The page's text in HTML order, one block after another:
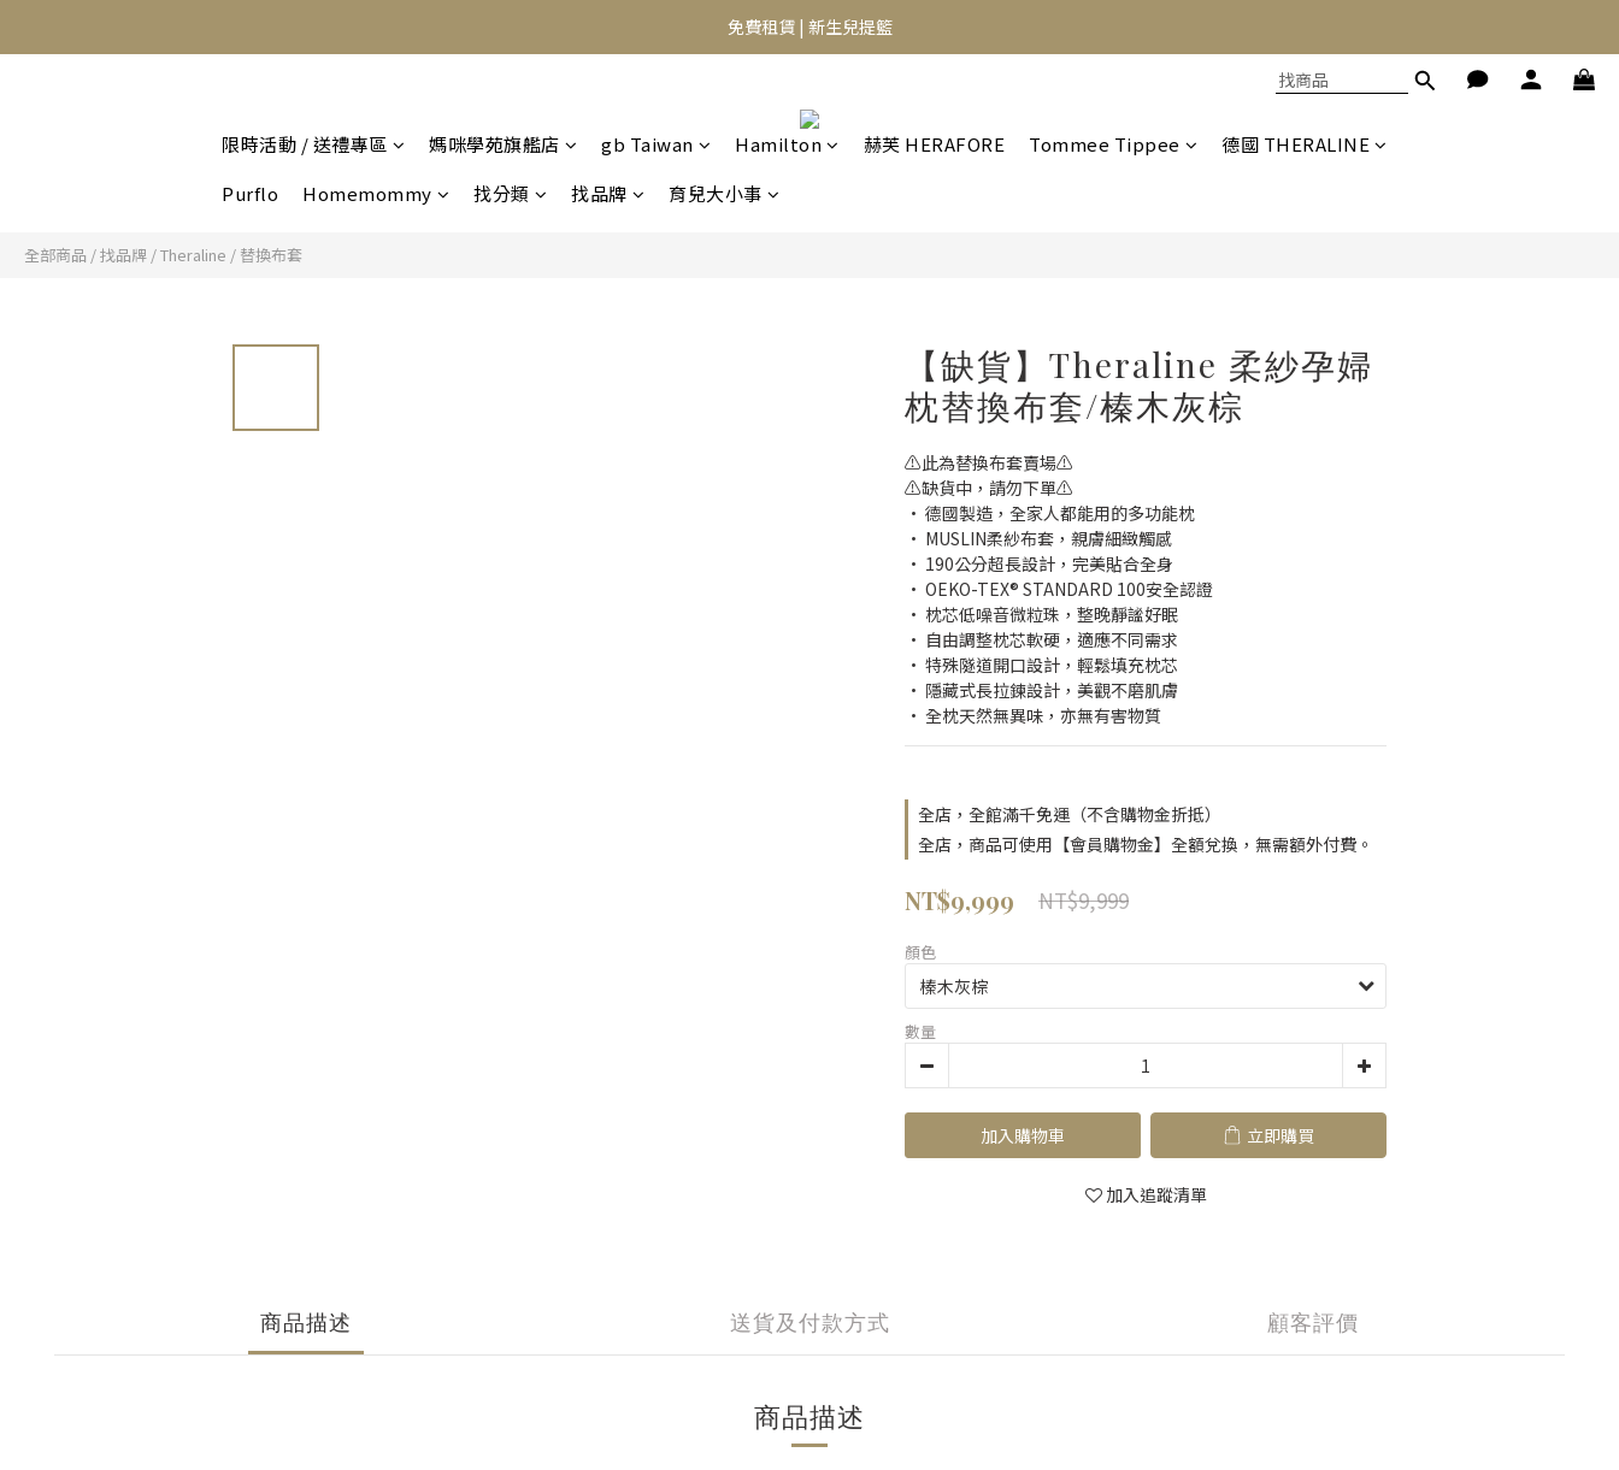
⭐️異膚救星 10天體驗活動⭐️
免費租賃 | 新生兒提籃
限時活動 / 送禮專區 媽咪學苑旗艦店 gb Taiwan Hamilton 赫芙 HERAFORE Tommee Tippee
德國 THERALINE
Purflo
Homemommy 找分類 找品牌 育兒大小事
全部商品 /找品牌 /Theraline / 替換布套
【缺貨】Theraline 柔紗孕婦
枕替換布套/榛木灰棕
⚠️此為替換布套賣場⚠️
⚠️缺貨中，請勿下單⚠️
· 德國製造，全家人都能用的多功能枕
· MUSLIN柔紗布套，親膚細緻觸感
· 190公分超長設計，完美貼合全身
· OEKO-TEX® STANDARD 100安全認證
· 枕芯低噪音微粒珠，整晚靜謐好眠
· 自由調整枕芯軟硬，適應不同需求
· 特殊隧道開口設計，輕鬆填充枕芯
· 隱藏式長拉鍊設計，美觀不磨肌膚
· 全枕天然無異味，亦無有害物質
全店，全館滿千免運（不含購物金折抵）
全店，商品可使用【會員購物金】全額兌換，無需額外付費。
NT$9,999 NT$9,999
顏色
數量
加入購物車 立即購買
加入追蹤清單
商品描述 送貨及付款方式 顧客評價
商品描述
立即購買